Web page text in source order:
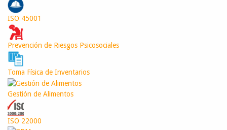
ISO 45001
Prevención de Riesgos Psicosociales
Toma Física de Inventarios
Gestión de Alimentos
ISO 22000